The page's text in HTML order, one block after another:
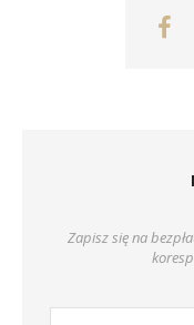
Zapisz się na